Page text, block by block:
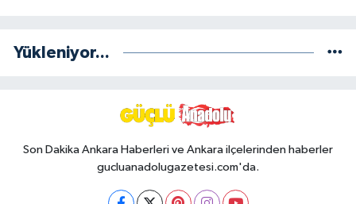
Yükleniyor...
Son Dakika Ankara Haberleri ve Ankara ilçelerinden haberler
gucluanadolugazetesi.com'da.